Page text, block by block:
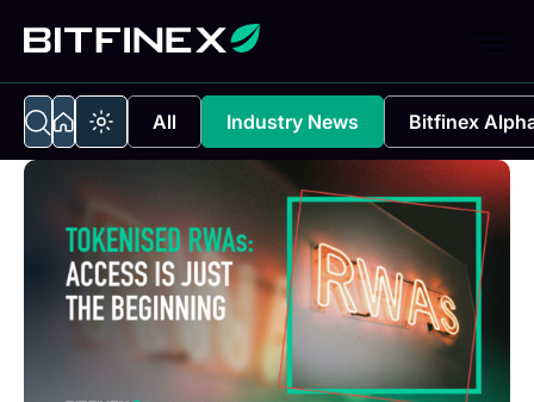
All Industry News Bitfinex